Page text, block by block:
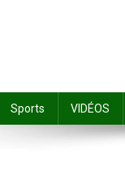
Sports VIDÉOS